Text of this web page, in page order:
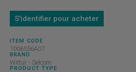
S'identifier pour acheter
ITEM CODE
1006556A07
BRAND
Wittur - Selcom
PRODUCT TYPE